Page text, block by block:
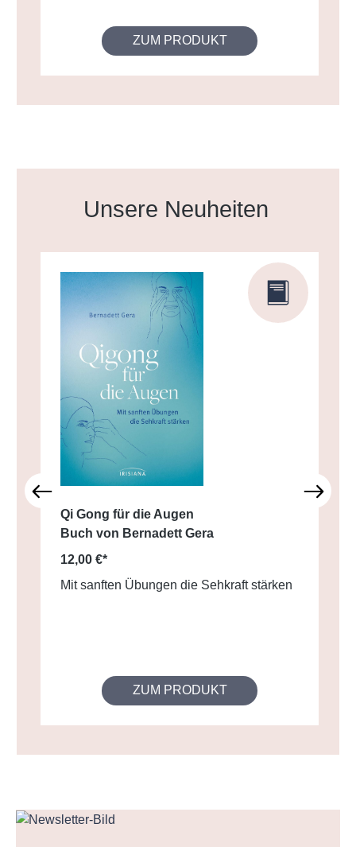
ZUM PRODUKT
Produktgalerie überspringen
Unsere Neuheiten
Qi Gong für die Augen
Buch von Bernadett Gera
12,00 €*
Mit sanften Übungen die Sehkraft stärken
ZUM PRODUKT